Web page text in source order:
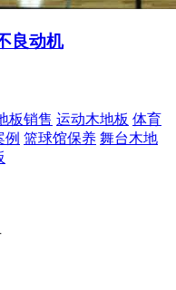
良动机
板销售 运动木地板 体育
例 篮球馆保养 舞台木地